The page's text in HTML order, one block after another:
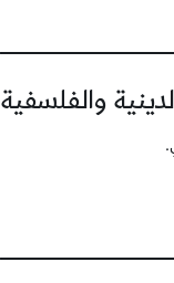
والفلسفية